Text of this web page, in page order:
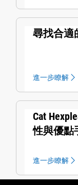
尋找合適
進一步瞭解
Cat
性與優點
進一步瞭解